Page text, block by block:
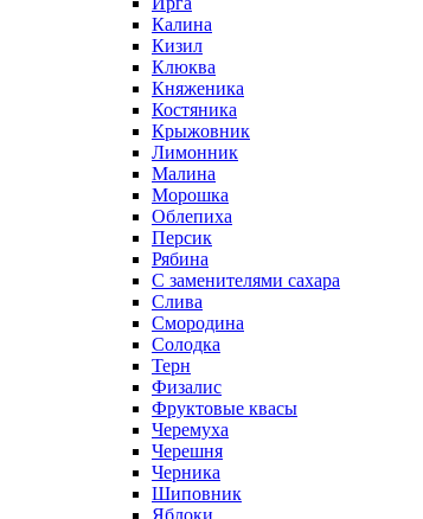
Калина
Кизил
Клюква
Княженика
Костяника
Крыжовник
Лимонник
Малина
Морошка
Облепиха
Персик
Рябина
С заменителями сахара
Слива
Смородина
Солодка
Терн
Физалис
Фруктовые квасы
Черемуха
Черешня
Черника
Шиповник
Яблоки